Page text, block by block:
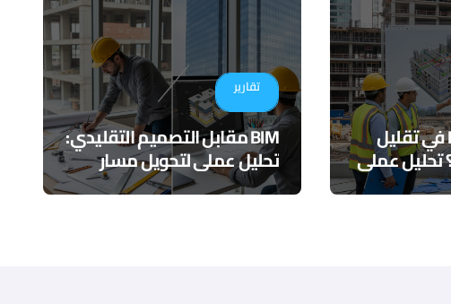
كيف يساعد BIM في تقليل
تحليل عملي
تقارير
BIM مقابل التصميم التقليدي:
تحليل عملي لتحويل مسار
المشاريع الهندسية